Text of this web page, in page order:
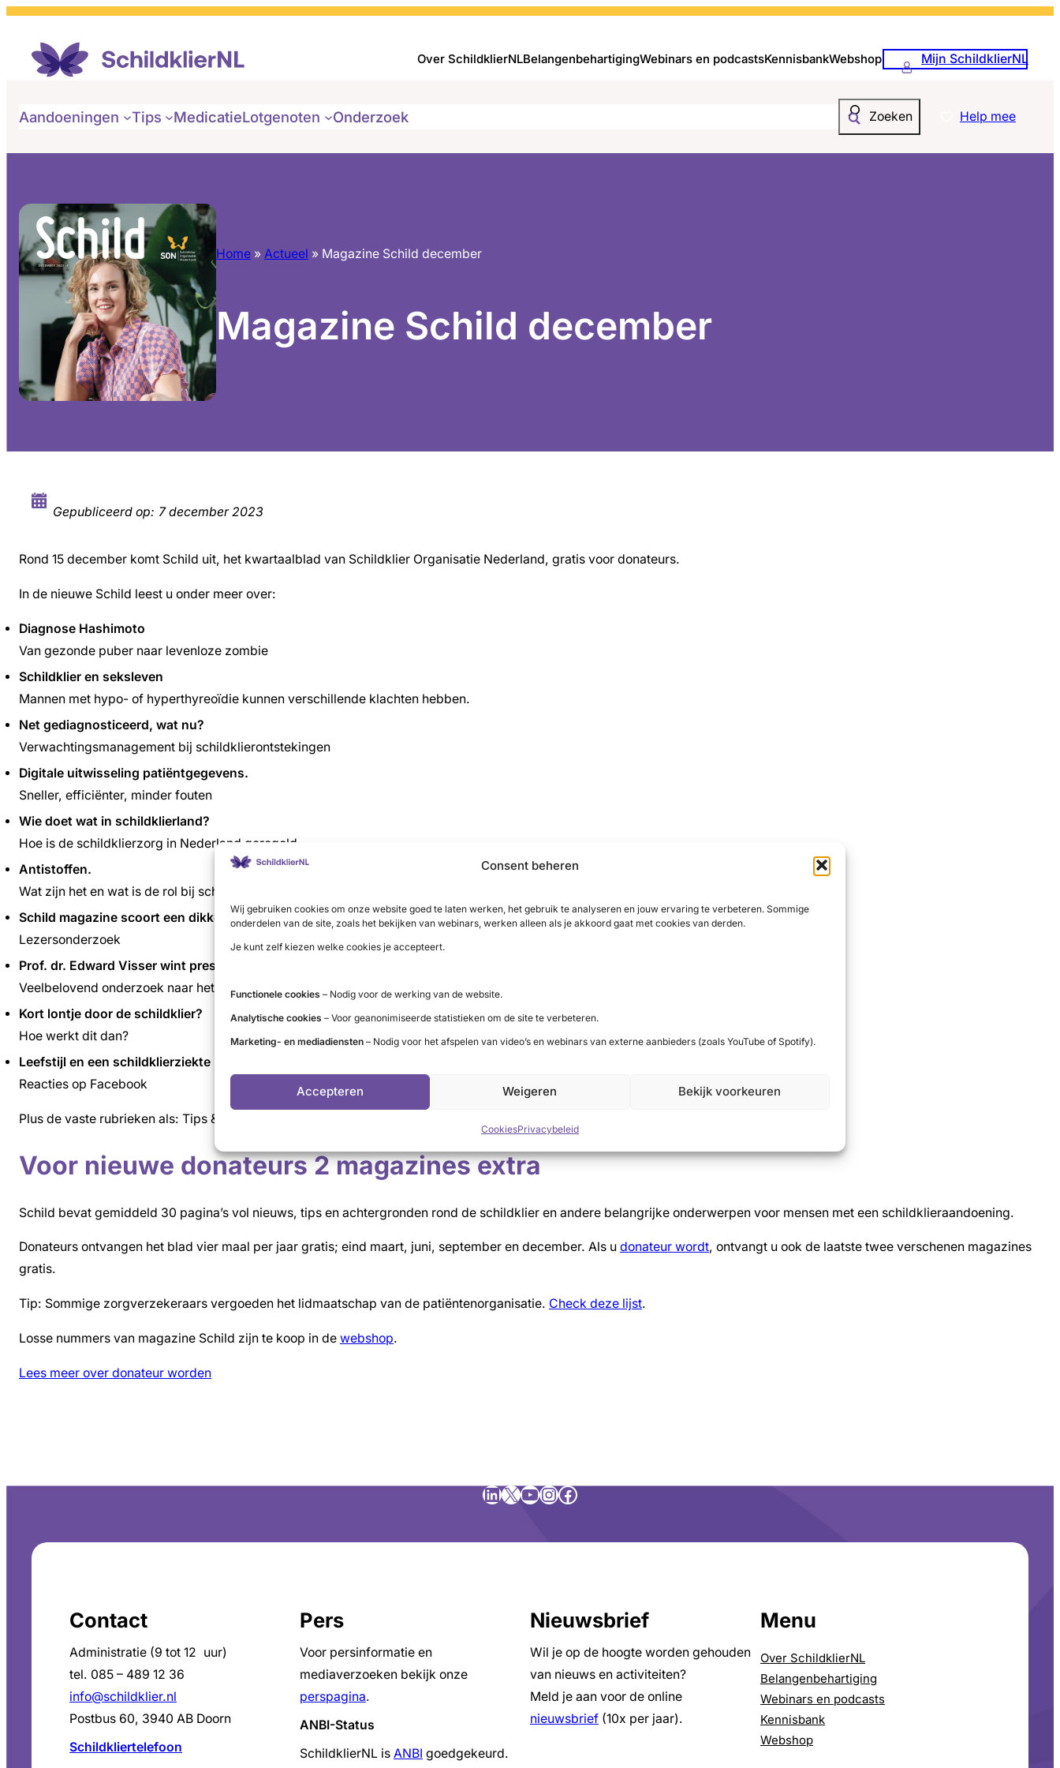
Consent beheren
Wij gebruiken cookies om onze website goed te laten werken, het gebruik te analyseren en jouw ervaring te verbeteren. Sommige
onderdelen van de site, zoals het bekijken van webinars, werken alleen als je akkoord gaat met cookies van derden.
Je kunt zelf kiezen welke cookies je accepteert.
Functionele cookies – Nodig voor de werking van de website.
Analytische cookies – Voor geanonimiseerde statistieken om de site te verbeteren.
Marketing- en mediadiensten – Nodig voor het afspelen van video’s en webinars van externe aanbieders (zoals YouTube of Spotify).
Accepteren Weigeren Bekijk voorkeuren
CookiesPrivacybeleid
Over SchildklierNLBelangenbehartigingWebinars en podcastsKennisbankWebshop Mijn SchildklierNL
Aandoeningen Tips MedicatieLotgenoten Onderzoek
Zoeken
Help mee
Home » Actueel » Magazine Schild december
Magazine Schild december
Gepubliceerd op: 7 december 2023
Rond 15 december komt Schild uit, het kwartaalblad van Schildklier Organisatie Nederland, gratis voor donateurs.
In de nieuwe Schild leest u onder meer over:
Diagnose Hashimoto
Van gezonde puber naar levenloze zombie
Schildklier en seksleven
Mannen met hypo- of hyperthyreoïdie kunnen verschillende klachten hebben.
Net gediagnosticeerd, wat nu?
Verwachtingsmanagement bij schildklierontstekingen
Digitale uitwisseling patiëntgegevens.
Sneller, efficiënter, minder fouten
Wie doet wat in schildklierland?
Hoe is de schildklierzorg in Nederland geregeld
Antistoffen.
Wat zijn het en wat is de rol bij schildklierziekten?
Schild magazine scoort een dikke 8.
Lezersonderzoek
Prof. dr. Edward Visser wint prestigieuze Vidi Grant.
Veelbelovend onderzoek naar het ontstaan van schildklieraandoeningen
Kort lontje door de schildklier?
Hoe werkt dit dan?
Leefstijl en een schildklierziekte
Reacties op Facebook
Plus de vaste rubrieken als: Tips & Tricks, Kort & bondig en columns met Marlies Mohr en Kim Hooimeijer.
Voor nieuwe donateurs 2 magazines extra
Schild bevat gemiddeld 30 pagina’s vol nieuws, tips en achtergronden rond de schildklier en andere belangrijke onderwerpen voor mensen met een schildklieraandoening.
Donateurs ontvangen het blad vier maal per jaar gratis; eind maart, juni, september en december. Als u donateur wordt, ontvangt u ook de laatste twee verschenen magazines
gratis.
Tip: Sommige zorgverzekeraars vergoeden het lidmaatschap van de patiëntenorganisatie. Check deze lijst.
Losse nummers van magazine Schild zijn te koop in de webshop.
Lees meer over donateur worden
LinkedIn
X YouTube
Instagram
Facebook
Contact
Administratie (9 tot 12 uur)
tel. 085 – 489 12 36
info@schildklier.nl
Postbus 60, 3940 AB Doorn
Schildkliertelefoon
Pers
Voor persinformatie en
mediaverzoeken bekijk onze
perspagina.
ANBI-Status
SchildklierNL is ANBI goedgekeurd.
Nieuwsbrief
Wil je op de hoogte worden gehouden
van nieuws en activiteiten?
Meld je aan voor de online
nieuwsbrief (10x per jaar).
Menu
Over SchildklierNL
Belangenbehartiging
Webinars en podcasts
Kennisbank
Webshop